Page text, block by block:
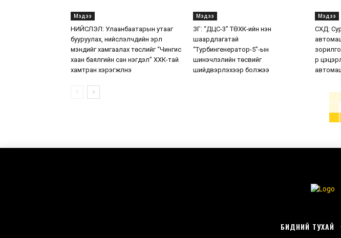
Мэдээ
НИЙСЛЭЛ: Улаанбаатарын утааг
бууруулах, нийслэлчүүдийн эрүүл
мэндийг хамгаалах төслийг “Чингис
хаан баялгийн сан нэгдэл” ХХК-тай
хамтран хэрэгжүүлнэ
Мэдээ
ЗГ: “ДЦС-3” ТӨХК-ийн нэн
шаардлагатай
“Турбингенератор-5”-ын
шинэчлэлийн төсвийг
шийдвэрлэхээр болжээ
Мэдээ
СХД:
р
БИДНИЙ ТУХАЙ